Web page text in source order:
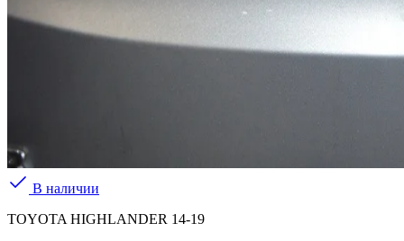
В наличии
TOYOTA HIGHLANDER 14-19